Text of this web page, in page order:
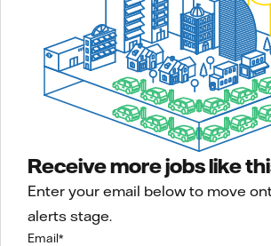
Receive more jobs like
Enter your email below to move
alerts stage.
Email*